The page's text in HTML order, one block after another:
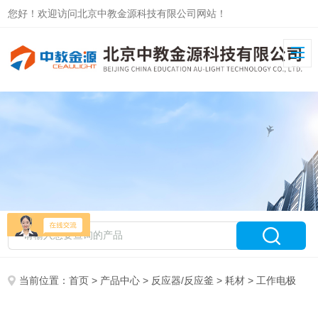
您好！欢迎访问北京中教金源科技有限公司网站！
当前位置：首页 > 产品中心 > 反应器/反应釜 >耗材 > 工作电极